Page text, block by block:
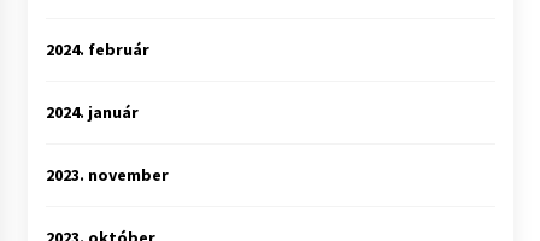
2024. február
2024. január
2023. november